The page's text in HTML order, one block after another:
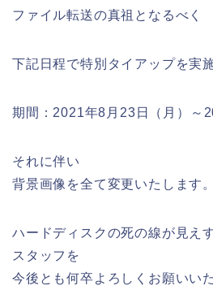
ファイル転送の真祖となるべく
下記日程で特別タイアップを実
期間：2021年8月23日（月）～
それに伴い
背景画像を全て変更いたします。
ハードディスクの死の線が見え
スタッフを
今後とも何卒よろしくお願いい